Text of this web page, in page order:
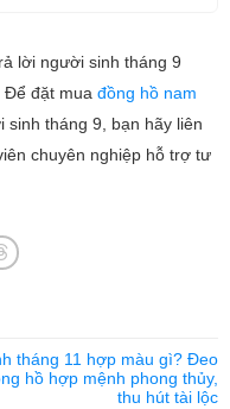
lời người sinh tháng 9
Để đặt mua đồng hồ nam
sinh tháng 9, bạn hãy liên
chuyên nghiệp hỗ trợ tư
tháng 11 hợp màu gì? Đeo
hồ hợp mệnh phong thủy,
thu hút tài lộc